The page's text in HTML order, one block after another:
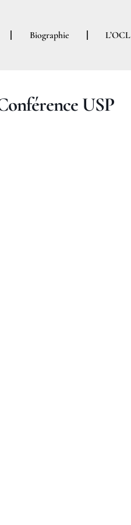
Biographie L’OCL
USP